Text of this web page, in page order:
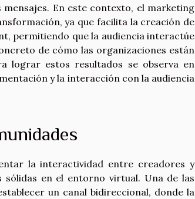
En este contexto, el marketing
ya que facilita la creación de
permitiendo que la audiencia interactúe
de cómo las organizaciones están
lograr estos resultados se observa en
y la interacción con la audiencia
la interactividad entre creadores y
sólidas en el entorno virtual. Una de las
un canal bidireccional, donde la